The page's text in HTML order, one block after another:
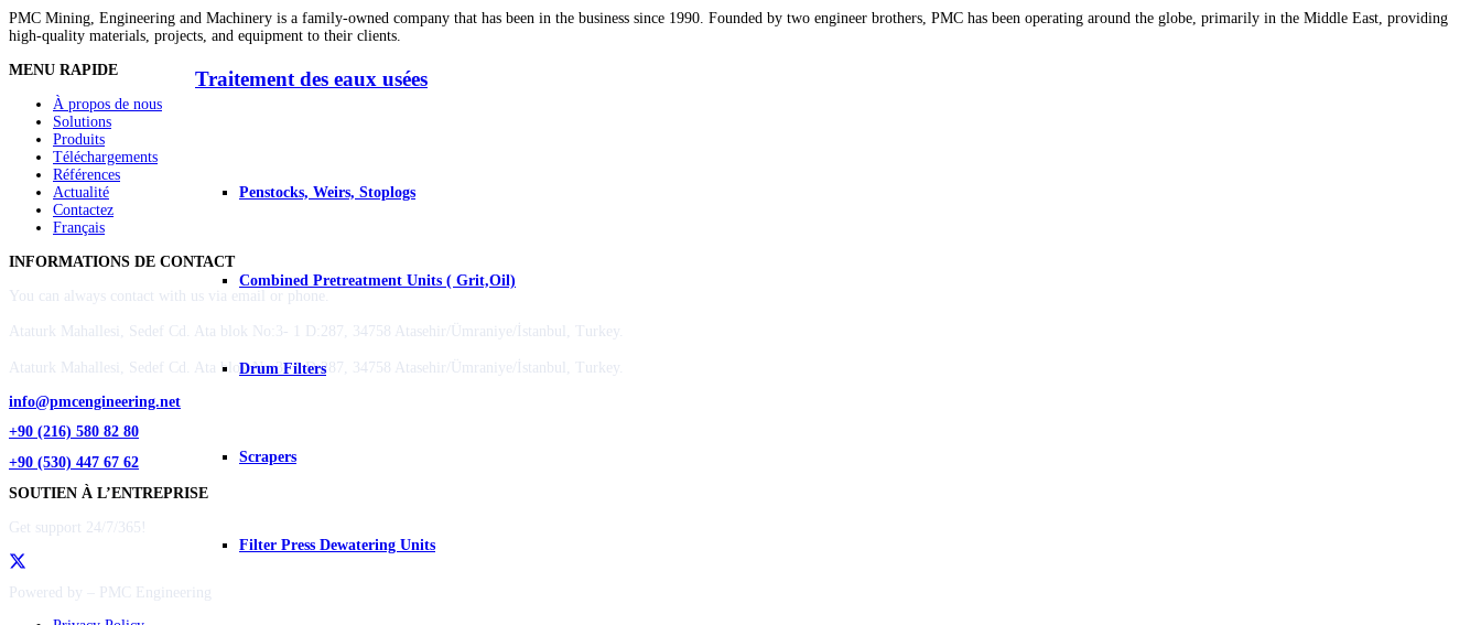
Traitement des eaux usées
Penstocks, Weirs, Stoplogs
Combined Pretreatment Units ( Grit,Oil)
Drum Filters
Scrapers
Filter Press Dewatering Units
PMC Mining, Engineering and Machinery is a family-owned company that has been in the business since 1990. Founded by two engineer brothers, PMC has been operating around the globe, primarily in the Middle East, providing
high-quality materials, projects, and equipment to their clients.
MENU RAPIDE
À propos de nous
Solutions
Produits
Téléchargements
Références
Actualité
Contactez
Français
INFORMATIONS DE CONTACT
You can always contact with us via email or phone.
Ataturk Mahallesi, Sedef Cd. Ata blok No:3- 1 D:287, 34758 Atasehir/Ümraniye/İstanbul, Turkey.
Ataturk Mahallesi, Sedef Cd. Ata blok No:3- 1 D:287, 34758 Atasehir/Ümraniye/İstanbul, Turkey.
info@pmcengineering.net
+90 (216) 580 82 80
+90 (530) 447 67 62
SOUTIEN À L’ENTREPRISE
Get support 24/7/365!
Powered by – PMC Engineering